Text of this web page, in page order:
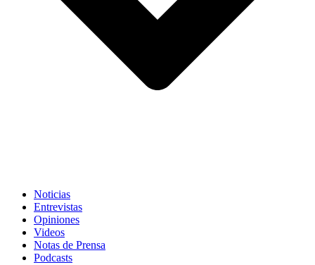
Noticias
Entrevistas
Opiniones
Videos
Notas de Prensa
Podcasts